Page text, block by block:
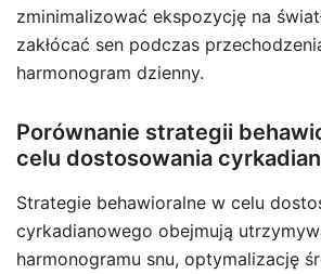
zminimalizować ekspozycję na
zakłócać sen podczas
harmonogram dzienny.
Porównanie strategii
celu dostosowania
Strategie behawioralne w celu
cyrkadianowego obejmują
harmonogramu snu, optymalizację